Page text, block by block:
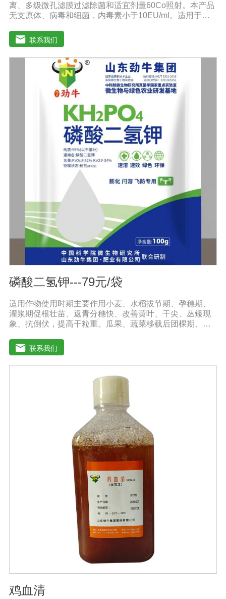
离、多级微孔滤膜过滤除菌和适宜剂量60Co照射。本产品
无支原体、病毒和细菌，内毒素小于10EU/ml。适用于多
典》2020版质量标准。规格：500ml/瓶保
存：-15℃―-20℃有效期：5年注意事项：解冻：采用逐
步解冻法（ -20℃→2-8℃→ 室温），可减少沉淀的产生使
血清质量不会受到影响。
联系我们
磷酸二氢钾---79元/袋
适用作物使用时期主要作用小麦、水稻拔节期、孕穗期、
灌浆期促根壮苗、返青分穗快、改善黄叶、干尖、丛矮现
象、抗倒伏，提高干粒重。瓜果、蔬菜移载后团棵期、开
化，改善品质，增产增收，提高商品率。花生、大豆、芝
麻苗期、盛花期、膨果期黄叶变绿、花多荚多，抗重茬，
防水渍。果树类(苹果、葡萄、香蕉、柑橘、梨等)花前20
天、生长期、膨大期促进花芽分化，保花保果、着色好，
果型美观，增加果实甜度，膨大早熟，提高商品性。玉米
4-5叶期、抽穗扬花期灌浆期植株粗壮，抗旱抗倒，提高籽
粒重，减少秃顶穗，预防粗缩病，解除除草剂药害。烟草
苗期、移栽期、展叶期促苗壮苗、叶片增大增厚，提高品
质，提早成熟，增产显著。棉花移栽后定苗期、现蕾期、
结铃期防落花落蕾落铃、提高单株结铃率。减少烂根、黑
根、烂铃、僵褪等不良现象，防早衰。使用方法与使用
量:1、喷施:本品稀释800-1000倍液，叶片正反面均匀喷
雾，全生育期可喷施3-4次，每次间隔期10-15天;2、灌根:
本品稀释2000-3000倍液适量灌根;3、冲施或滴灌:每亩每
次用本品2-3公斤兑水溶解后随水冲施或滴灌。注意事
项:1、本品可与中酸性农药混用，并增加药效。2、宜在上
午9点之前或下午4点以后喷施，喷后4小时内遇雨水应补
喷。3、储存于阴凉干燥通风处。
联系我们
鸡血清